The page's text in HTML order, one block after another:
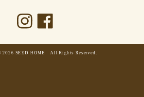
2026 SEED HOME All Rights Reserved.